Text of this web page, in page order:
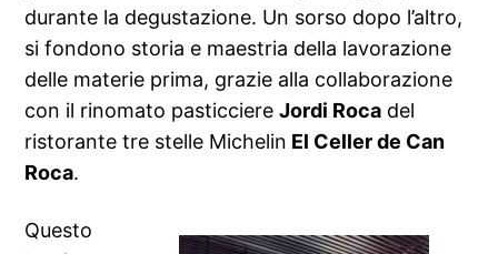
durante la degustazione. Un sorso dopo l’altro,
si fondono storia e maestria della lavorazione
delle materie prima, grazie alla collaborazione
con il rinomato pasticciereJordi Roca del
ristorante tre stelle Michelin El Celler de Can
Roca.
Questo